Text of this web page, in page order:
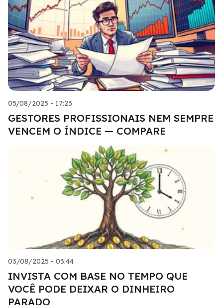
05/08/2025 - 17:23
GESTORES PROFISSIONAIS NEM SEMPRE
VENCEM O ÍNDICE — COMPARE
03/08/2025 - 03:44
INVISTA COM BASE NO TEMPO QUE
VOCÊ PODE DEIXAR O DINHEIRO
PARADO